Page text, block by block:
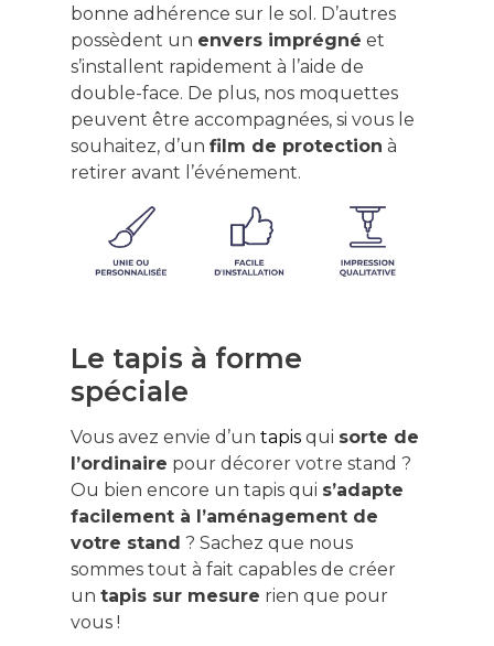
bonne adhérence sur le sol. D’autres
possèdent un envers imprégné et
s’installent rapidement à l’aide de
double-face. De plus, nos moquettes
peuvent être accompagnées, si vous le
souhaitez, d’un film de protection à
retirer avant l’événement.
Le tapis à forme
spéciale
Vous avez envie d’un tapis qui sorte de
l’ordinaire pour décorer votre stand ?
Ou bien encore un tapis qui s’adapte
facilement à l’aménagement de
votre stand ? Sachez que nous
sommes tout à fait capables de créer
un tapis sur mesure rien que pour
vous !